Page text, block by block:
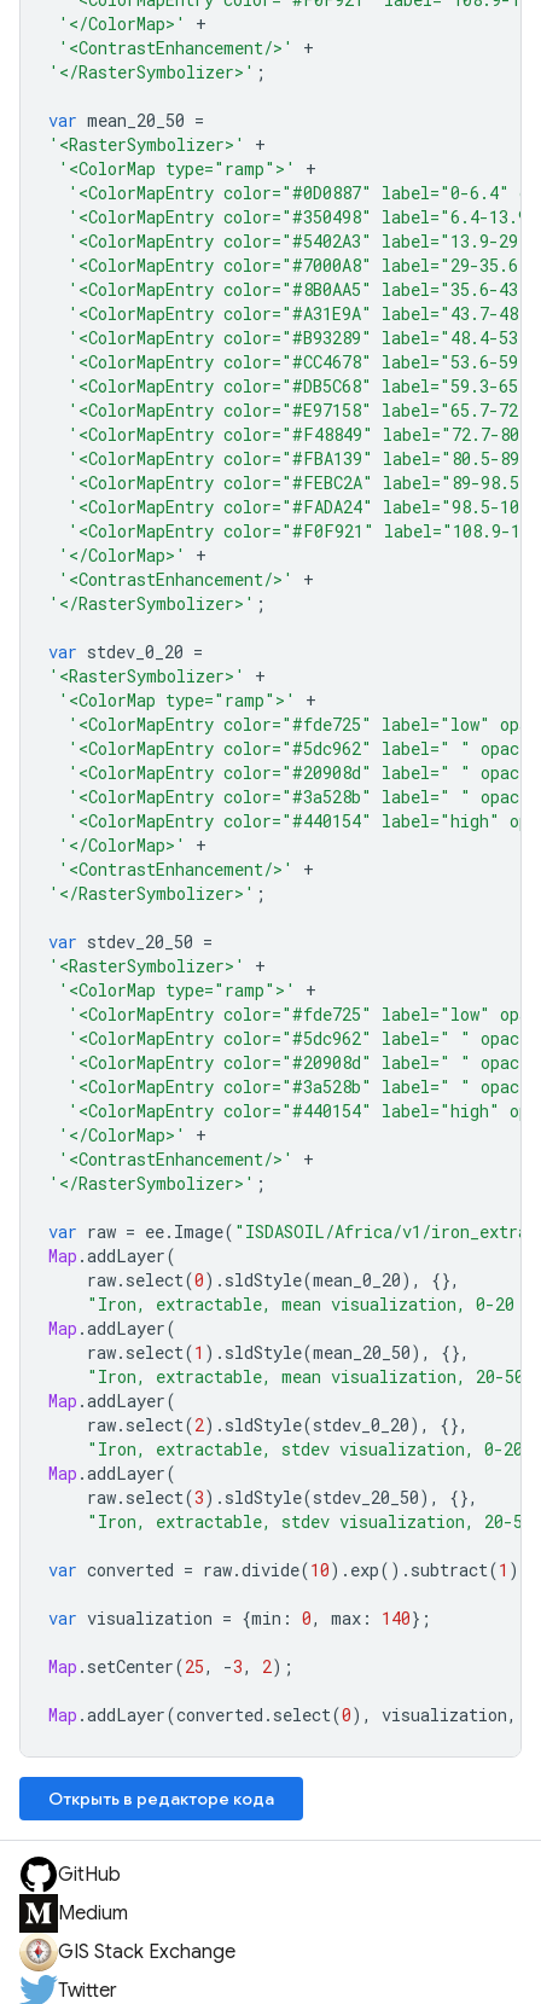
'</ColorMap>'
+
'<ContrastEnhancement/>'
+
'</RasterSymbolizer>' ;
var mean_20_50 =
'<RasterSymbolizer>'
+
'<ColorMap type="ramp">'
+
'<ColorMapEntry color="#0D0887" label="0-6.4"
'<ColorMapEntry color="#350498" label="6.4-
'<ColorMapEntry color="#5402A3" label="13.9-
'<ColorMapEntry color="#7000A8" label="29-
'<ColorMapEntry color="#8B0AA5" label="35.6-
'<ColorMapEntry color="#A31E9A" label="43.7-
'<ColorMapEntry color="#B93289" label="48.4-
'<ColorMapEntry color="#CC4678" label="53.6-
'<ColorMapEntry color="#DB5C68" label="59.3-
'<ColorMapEntry color="#E97158" label="65.7-
'<ColorMapEntry color="#F48849" label="72.7-
'<ColorMapEntry color="#FBA139" label="80.5-
'<ColorMapEntry color="#FEBC2A" label="89-
'<ColorMapEntry color="#FADA24" label="98.5-
'<ColorMapEntry color="#F0F921" label="108.9-
'</ColorMap>'
+
'<ContrastEnhancement/>'
+
'</RasterSymbolizer>' ;
var stdev_0_20 =
'<RasterSymbolizer>'
+
'<ColorMap type="ramp">'
+
'<ColorMapEntry color="#fde725" label="low"
'<ColorMapEntry color="#5dc962" label=" "
'<ColorMapEntry color="#20908d" label=" "
'<ColorMapEntry color="#3a528b" label=" "
'<ColorMapEntry color="#440154" label="high"
'</ColorMap>'
+
'<ContrastEnhancement/>'
+
'</RasterSymbolizer>' ;
var stdev_20_50 =
'<RasterSymbolizer>'
+
'<ColorMap type="ramp">'
+
'<ColorMapEntry color="#fde725" label="low"
'<ColorMapEntry color="#5dc962" label=" "
'<ColorMapEntry color="#20908d" label=" "
'<ColorMapEntry color="#3a528b" label=" "
'<ColorMapEntry color="#440154" label="high"
'</ColorMap>'
+
'<ContrastEnhancement/>'
+
'</RasterSymbolizer>' ;
var raw = ee. Image( "ISDASOIL/Africa/v1/
Map .addLayer(
raw. select(0). sldStyle(mean_0_20),
{},
"Iron, extractable, mean visualization, 0-20
Map .addLayer(
raw. select(1 ). sldStyle(mean_20_50),
{},
"Iron, extractable, mean visualization, 20-50
Map .addLayer(
raw. select(2). sldStyle(stdev_0_20),
{},
"Iron, extractable, stdev visualization, 0-20
Map .addLayer(
raw. select(3). sldStyle(stdev_20_50),
{},
"Iron, extractable, stdev visualization, 20-50
var converted = raw.divide(10). exp(). subtract(1 );
var visualization = {min : 0, max : 140};
Map . setCenter(25, -3, 2);
Map .addLayer(converted . select(0), visualization,
Открыть в редакторе кода
GitHub
Medium
GIS Stack Exchange
Twitter